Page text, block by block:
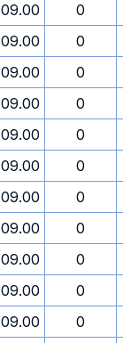
09.00
0
09.00
0
09.00
0
09.00
0
09.00
0
09.00
0
09.00
0
09.00
0
09.00
0
09.00
0
09.00
0